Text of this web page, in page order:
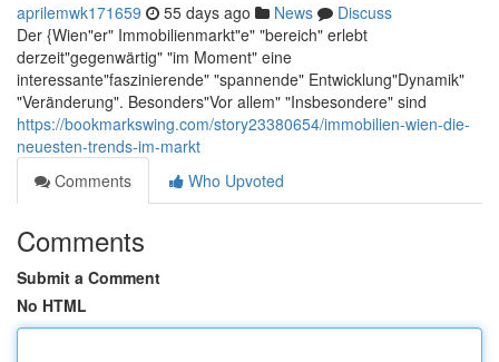
aprilemwk171659 55 days ago News
Discuss
Der {Wien"er" Immobilienmarkt"e" "bereich" erlebt
derzeit"gegenwärtig" "im Moment" eine
interessante"faszinierende" "spannende" Entwicklung"Dynamik"
"Veränderung". Besonders"Vor allem" "Insbesondere" sind
https://bookmarkswing.com/story23380654/immobilien-wien-die-
neuesten-trends-im-markt
Comments
Who Upvoted
Comments
Submit a Comment
No HTML